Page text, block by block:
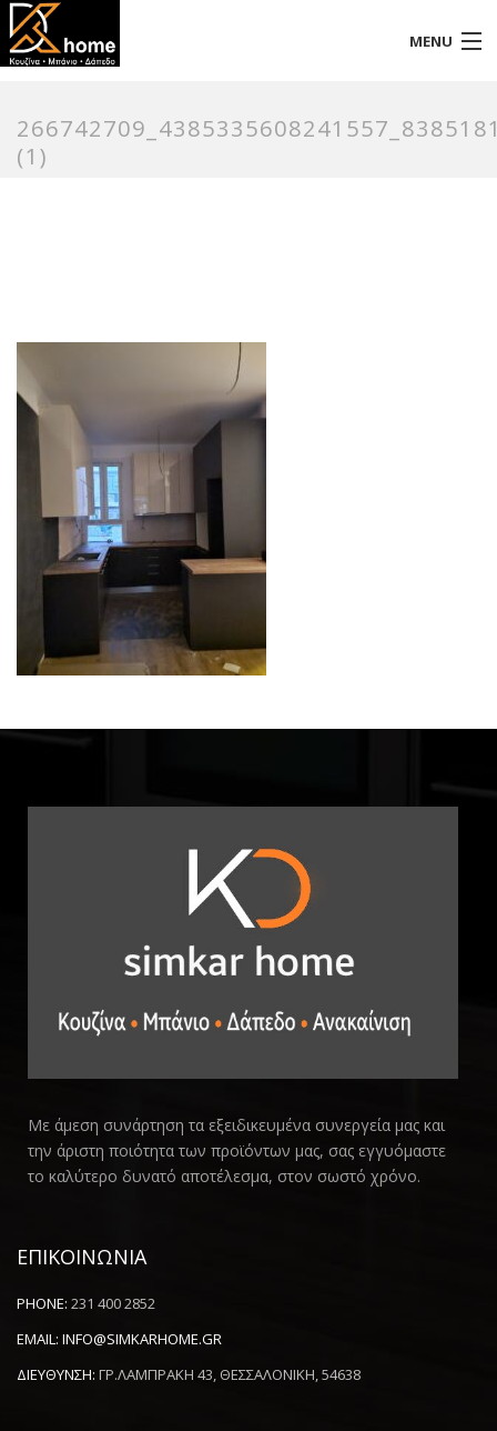
MENU
Προφίλ
(1)
Με άμεση συνάρτηση τα εξειδικευμένα συνεργεία μας και
την άριστη ποιότητα των προϊόντων μας, σας εγγυόμαστε
το καλύτερο δυνατό αποτέλεσμα, στον σωστό χρόνο.
ΕΠΙΚΟΙΝΩΝΙΑ
PHONE: 231 400 2852
EMAIL: INFO@SIMKARHOME.GR
ΔΙΕΥΘΥΝΣΗ: ΓΡ.ΛΑΜΠΡΑΚΗ 43, ΘΕΣΣΑΛΟΝΙΚΗ, 54638